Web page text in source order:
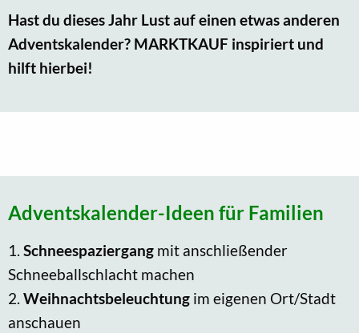
Hast du dieses Jahr Lust auf einen etwas anderen
Adventskalender? MARKTKAUF inspiriert und
hilft hierbei!
Adventskalender-Ideen für Familien
1. Schneespaziergang mit anschließender
Schneeballschlacht machen
2. Weihnachtsbeleuchtung im eigenen Ort/Stadt
anschauen